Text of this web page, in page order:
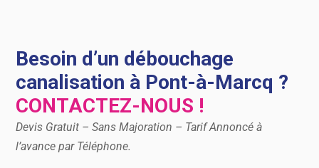
Besoin d’un débouchage
canalisation à Pont-à-Marcq ?
CONTACTEZ-NOUS !
Devis Gratuit – Sans Majoration – Tarif Annoncé à
l’avance par Téléphone.